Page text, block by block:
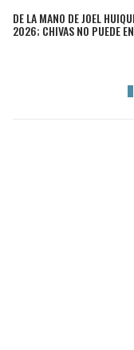
DE LA MANO DE JOEL
2026; CHIVAS NO PUEDE